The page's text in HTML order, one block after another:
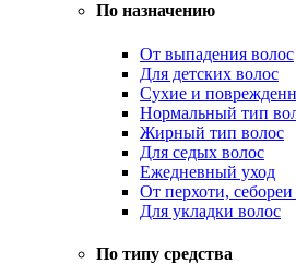
По назначению
От выпадения волос
Для детских волос
Сухие и
Нормальный тип
Жирный тип волос
Для седых волос
Ежедневный уход
От перхоти,
Для укладки волос
По типу средства